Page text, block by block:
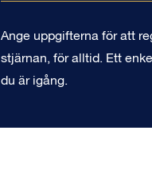
Ange uppgifterna för att
stjärnan, för alltid. Ett
du är igång.